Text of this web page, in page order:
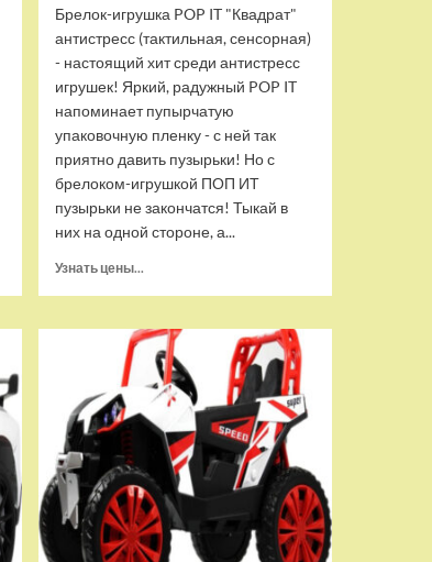
Брелок-игрушка POP IT "Квадрат"
антистресс (тактильная, сенсорная)
- настоящий хит среди антистресс
игрушек! Яркий, радужный POP IT
напоминает пупырчатую
упаковочную пленку - с ней так
приятно давить пузырьки! Но с
брелоком-игрушкой ПОП ИТ
пузырьки не закончатся! Тыкай в
них на одной стороне, а...
Узнать цены...
Брелок-
игрушка
POP
IT
Квадрат
антистресс
(тактильная,
сенсорная)